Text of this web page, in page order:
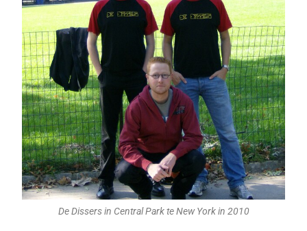
De Dissers in Central Park te New York in 2010